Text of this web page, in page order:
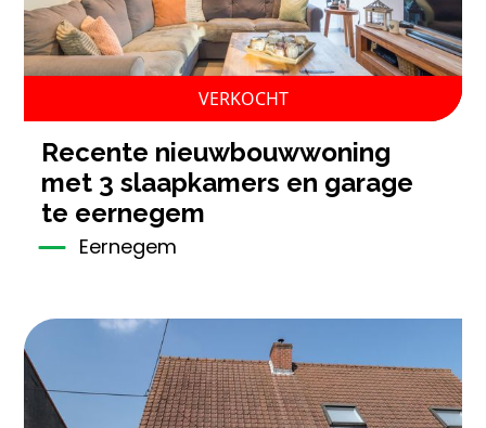
VERKOCHT
recente nieuwbouwwoning
met 3 slaapkamers en garage
te eernegem
Eernegem